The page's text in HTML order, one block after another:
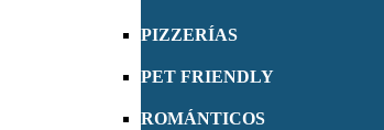
PIZZERÍAS
PET FRIENDLY
ROMÁNTICOS